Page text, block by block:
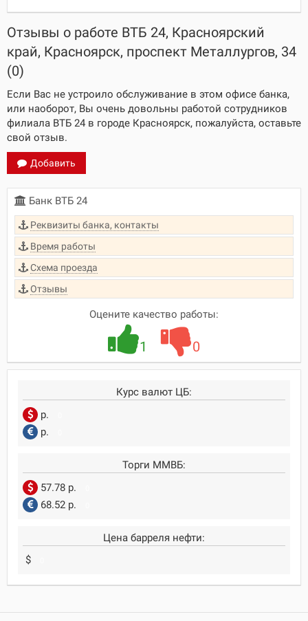
Отзывы о работе ВТБ 24, Красноярский
край, Красноярск, проспект Металлургов, 34
(0)
Если Вас не устроило обслуживание в этом офисе банка,
или наоборот, Вы очень довольны работой сотрудников
филиала ВТБ 24 в городе Красноярск, пожалуйста, оставьте
свой отзыв.
Добавить
Банк ВТБ 24
Реквизиты банка, контакты
Время работы
Схема проезда
Отзывы
Оцените качество работы:
1 0
Курс валют ЦБ:
р.
р.
Торги ММВБ:
57.78 р.
68.52 р.
Цена барреля нефти:
$